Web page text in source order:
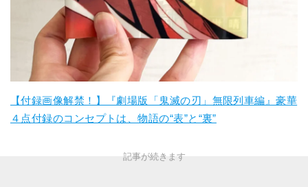
【付録画像解禁！】『劇場版「鬼滅の刃」無限列車編』豪華
４点付録のコンセプトは、物語の“表”と“裏”